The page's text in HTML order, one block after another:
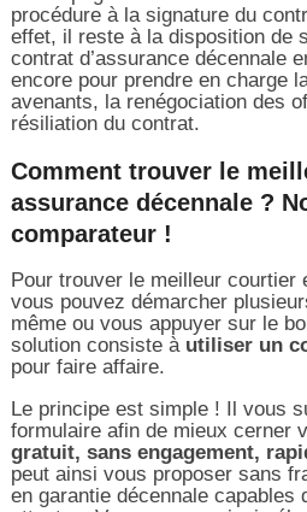
procédure à la signature du
effet, il reste à la disposition de
contrat d’assurance décennale
encore pour prendre en charge
avenants, la renégociation des
résiliation du contrat.
Comment trouver le
assurance décennale ?
comparateur !
Pour trouver le meilleur courtier
vous pouvez démarcher
même ou vous appuyer sur le
solution consiste à utiliser un
pour faire affaire.
Le principe est simple ! Il vous
formulaire afin de mieux cerner
gratuit, sans engagement,
peut ainsi vous proposer sans
en garantie décennale capables